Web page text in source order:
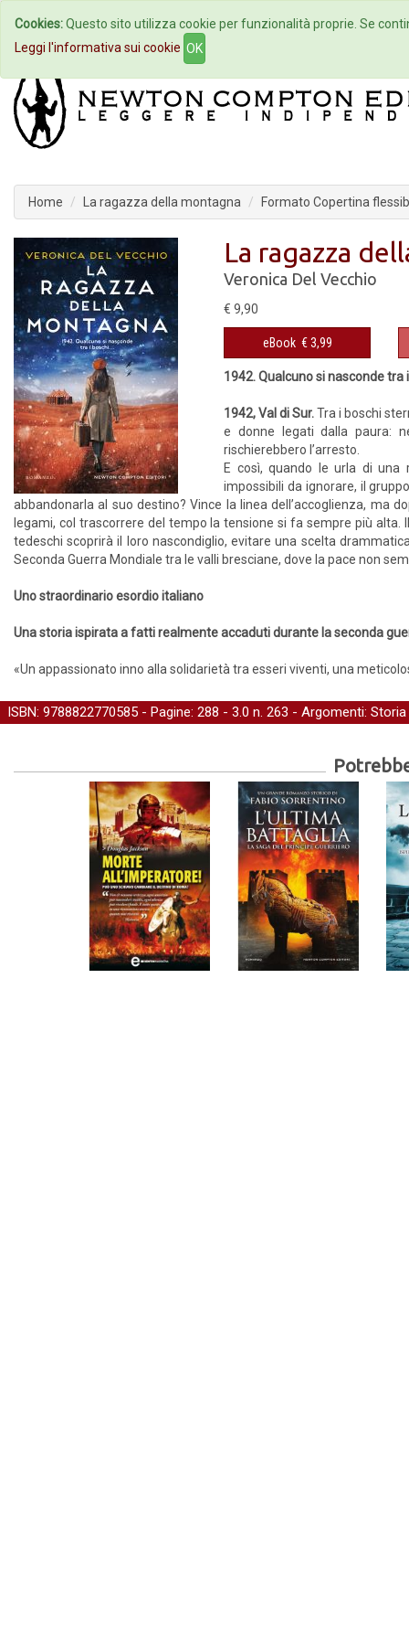
Home Autori Eventi
Home La ragazza della montagna Formato Copertina
La ragazza
Veronica Del Vecchio
€ 9,90
eBook € 3,99
1942. Qualcuno si nasconde tra
1942, Val di Sur.Tra i boschi
e donne legati dalla paura:
rischierebbero l’arresto.
E così, quando le urla di una
impossibili da ignorare, il
abbandonarla al suo destino? Vince la linea dell’accoglienza, ma
legami, col trascorrere del tempo la tensione si fa sempre più
tedeschi scoprirà il loro nascondiglio, evitare una scelta
Seconda Guerra Mondiale tra le valli bresciane, dove la pace non
Uno straordinario esordio italiano
Una storia ispirata a fatti realmente accaduti durante la seconda
«Un appassionato inno alla solidarietà tra esseri viventi, una
ISBN: 9788822770585 - Pagine: 288 - 3.0 n. 263 - Argomenti: Storia
Cookies:Questo sito utilizza cookie per funzionalità proprie. Se
Leggi l'informativa sui cookie OK